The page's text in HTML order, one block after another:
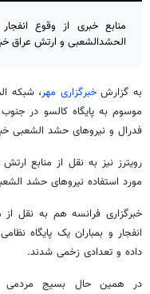
منابع خبری از وقوع
الحشدالشعبی و ارتش عراق
به گزارشخبرگزاری مهر، شبکه
موسوم به پایگاهکالسو در
فدرال و نیروهای حشد الشعبی
رویترز نیز به نقل از منابع
مورد استفاده نیروهای حشد
خبرگزاری فرانسه هم به نقل از
انفجار و بمباران یک پایگاه
داده و تعدادی زخمی شدند.
در همین حال بسیج مردمی